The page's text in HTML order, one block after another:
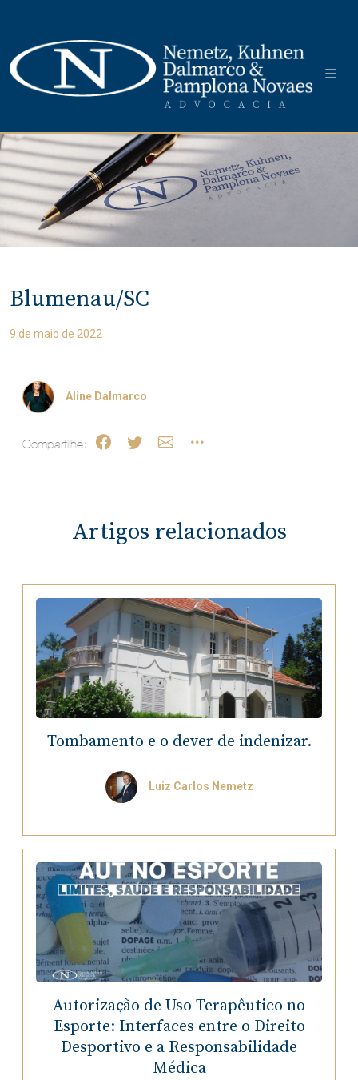
Blumenau/SC
9 de maio de 2022
Aline Dalmarco
Compartilhe:
Artigos relacionados
Tombamento e o dever de indenizar.
Luiz Carlos Nemetz
Autorização de Uso Terapêutico no
Esporte: Interfaces entre o Direito
Desportivo e a Responsabilidade
Médica